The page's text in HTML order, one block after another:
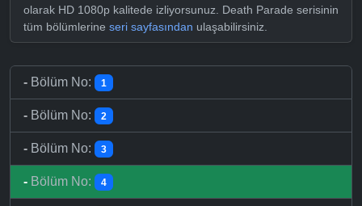
olarak HD 1080p kalitede izliyorsunuz. Death Parade serisinin
tüm bölümlerine seri sayfasından ulaşabilirsiniz.
- Bölüm No: 1
- Bölüm No: 2
- Bölüm No: 3
- Bölüm No: 4